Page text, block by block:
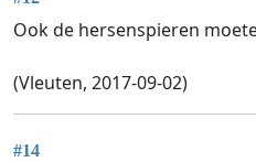
Ook de hersenspieren
(Vleuten, 2017-09-02)
#14